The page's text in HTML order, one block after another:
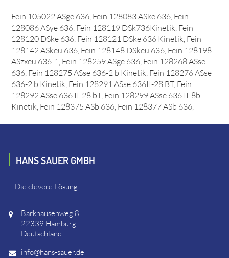
Fein 105022 ASge 636, Fein 128083 ASke 636, Fein
128086 ASye 636, Fein 128119 DSk736Kinetik, Fein
128120 DSke 636, Fein 128121 DSke 636 Kinetik, Fein
128142 ASkeu 636, Fein 128148 DSkeu 636, Fein 128198
ASzxeu 636-1, Fein 128259 ASge 636, Fein 128268 ASse
636, Fein 128275 ASse 636-2 b Kinetik, Fein 128276 ASse
636-2 b Kinetik, Fein 128291 ASse 636II-28 BT, Fein
128292 ASse 636 II-28 bT, Fein 128299 ASse 636 II-8b
Kinetik, Fein 128375 ASb 636, Fein 128377 ASb 636,
HANS SAUER GMBH
Die clevere Lösung.
Barkhausenweg 8
22339 Hamburg
Deutschland
info@hans-sauer.de